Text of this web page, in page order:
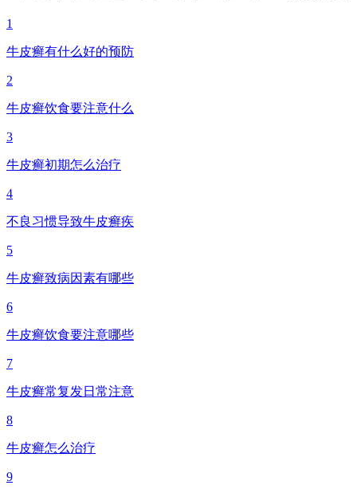
1
牛皮癣有什么好的预防
2
牛皮癣饮食要注意什么
3
牛皮癣初期怎么治疗
4
不良习惯导致牛皮癣疾
5
牛皮癣致病因素有哪些
6
牛皮癣饮食要注意哪些
7
牛皮癣常复发日常注意
8
牛皮癣怎么治疗
9